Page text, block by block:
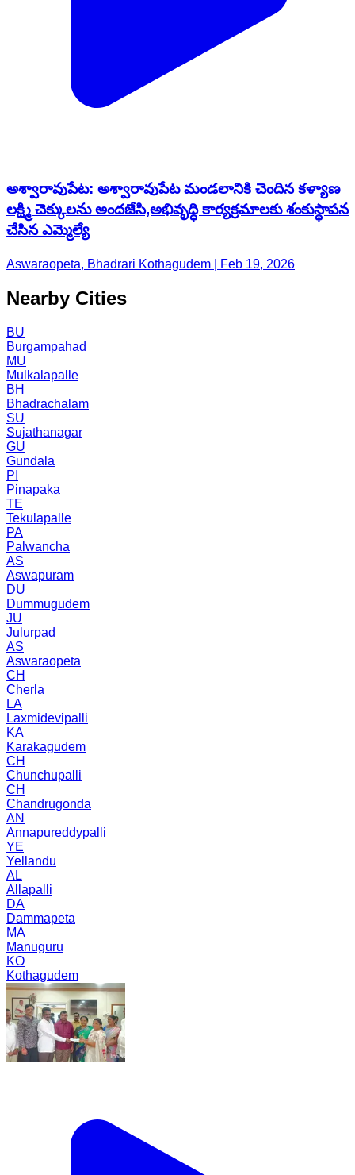
అశ్వారావుపేట: అశ్వారావుపేట మండలానికి చెందిన కళ్యాణ
లక్ష్మి చెక్కులను అందజేసి,అభివృద్ధి కార్యక్రమాలకు శంకుస్థాపన
చేసిన ఎమ్మెల్యే
Aswaraopeta, Bhadrari Kothagudem | Feb 19, 2026
Nearby Cities
BU
Burgampahad
MU
Mulkalapalle
BH
Bhadrachalam
SU
Sujathanagar
GU
Gundala
PI
Pinapaka
TE
Tekulapalle
PA
Palwancha
AS
Aswapuram
DU
Dummugudem
JU
Julurpad
AS
Aswaraopeta
CH
Cherla
LA
Laxmidevipalli
KA
Karakagudem
CH
Chunchupalli
CH
Chandrugonda
AN
Annapureddypalli
YE
Yellandu
AL
Allapalli
DA
Dammapeta
MA
Manuguru
KO
Kothagudem